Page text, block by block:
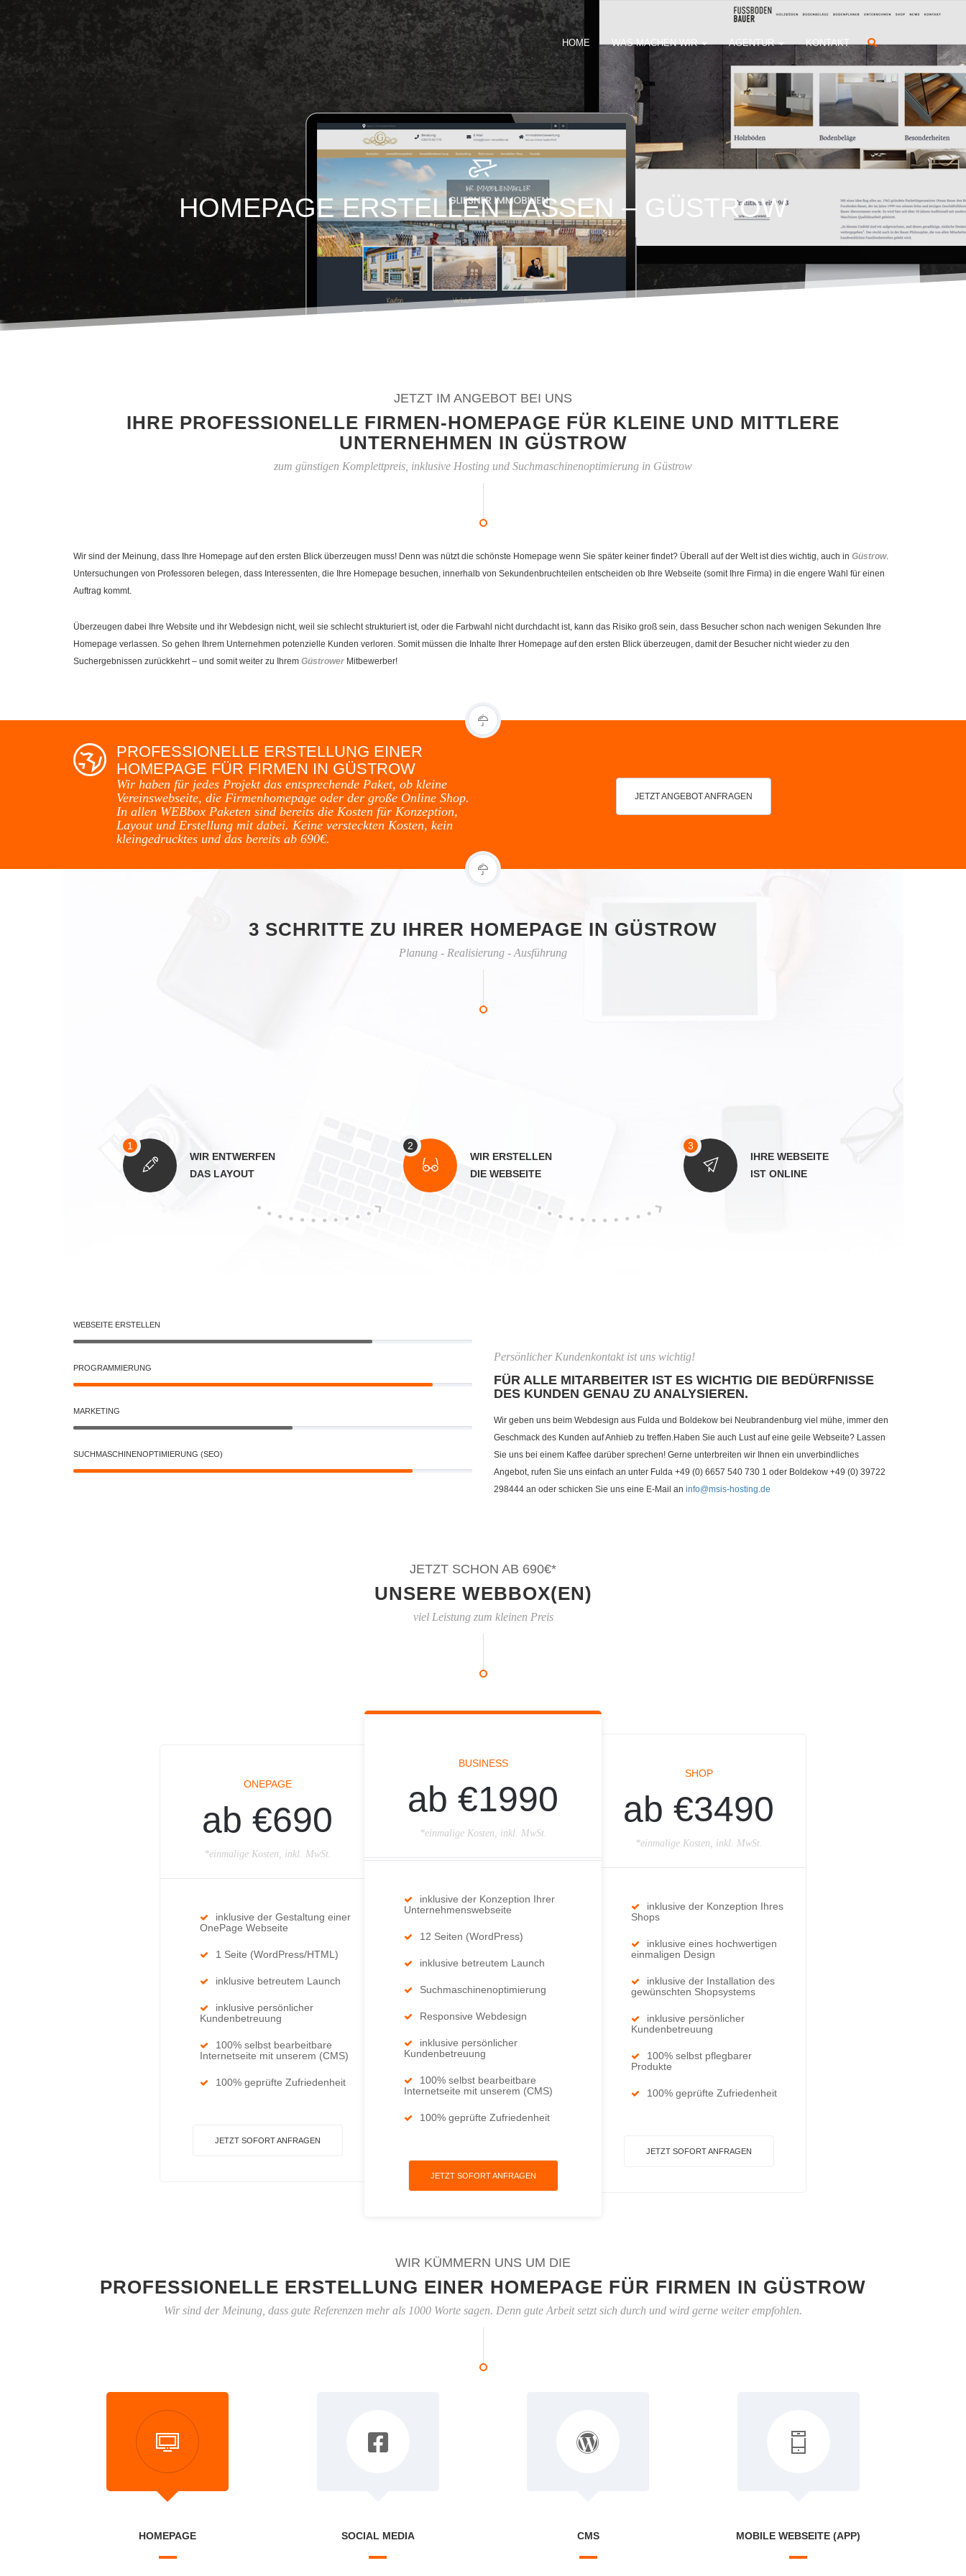
HOME WAS MACHEN WIR AGENTUR KONTAKT
HOMEPAGE ERSTELLEN LASSEN – GÜSTROW
JETZT IM ANGEBOT BEI UNS
IHRE PROFESSIONELLE FIRMEN-HOMEPAGE FÜR KLEINE UND MITTLERE
UNTERNEHMEN IN GÜSTROW
zum günstigen Komplettpreis, inklusive Hosting und Suchmaschinenoptimierung in Güstrow
Wir sind der Meinung, dass Ihre Homepage auf den ersten Blick überzeugen muss! Denn was nützt die schönste Homepage wenn Sie später keiner findet? Überall auf der Welt ist dies wichtig, auch in Güstrow.
Untersuchungen von Professoren belegen, dass Interessenten, die Ihre Homepage besuchen, innerhalb von Sekundenbruchteilen entscheiden ob Ihre Webseite (somit Ihre Firma) in die engere Wahl für einen
Auftrag kommt.
Überzeugen dabei Ihre Website und ihr Webdesign nicht, weil sie schlecht strukturiert ist, oder die Farbwahl nicht durchdacht ist, kann das Risiko groß sein, dass Besucher schon nach wenigen Sekunden Ihre
Homepage verlassen. So gehen Ihrem Unternehmen potenzielle Kunden verloren. Somit müssen die Inhalte Ihrer Homepage auf den ersten Blick überzeugen, damit der Besucher nicht wieder zu den
Suchergebnissen zurückkehrt – und somit weiter zu Ihrem Güstrower Mitbewerber!
PROFESSIONELLE ERSTELLUNG EINER
HOMEPAGE FÜR FIRMEN IN GÜSTROW
Wir haben für jedes Projekt das entsprechende Paket, ob kleine
Vereinswebseite, die Firmenhomepage oder der große Online Shop.
In allen WEBbox Paketen sind bereits die Kosten für Konzeption,
Layout und Erstellung mit dabei. Keine versteckten Kosten, kein
kleingedrucktes und das bereits ab 690€.
JETZT ANGEBOT ANFRAGEN
3 SCHRITTE ZU IHRER HOMEPAGE IN GÜSTROW
Planung - Realisierung - Ausführung
WIR ENTWERFEN
DAS LAYOUT
WIR ERSTELLEN
DIE WEBSEITE
IHRE WEBSEITE
IST ONLINE
WEBSEITE ERSTELLEN
PROGRAMMIERUNG
MARKETING
SUCHMASCHINENOPTIMIERUNG (SEO)
Persönlicher Kundenkontakt ist uns wichtig!
FÜR ALLE MITARBEITER IST ES WICHTIG DIE BEDÜRFNISSE
DES KUNDEN GENAU ZU ANALYSIEREN.
Wir geben uns beim Webdesign aus Fulda und Boldekow bei Neubrandenburg viel mühe, immer den
Geschmack des Kunden auf Anhieb zu treffen.Haben Sie auch Lust auf eine geile Webseite? Lassen
Sie uns bei einem Kaffee darüber sprechen! Gerne unterbreiten wir Ihnen ein unverbindliches
Angebot, rufen Sie uns einfach an unter Fulda +49 (0) 6657 540 730 1 oder Boldekow +49 (0) 39722
298444 an oder schicken Sie uns eine E-Mail an info@msis-hosting.de
JETZT SCHON AB 690€*
UNSERE WEBBOX(EN)
viel Leistung zum kleinen Preis
ONEPAGE
ab €690
*einmalige Kosten, inkl. MwSt.
inklusive der Gestaltung einer
OnePage Webseite
1 Seite (WordPress/HTML)
inklusive betreutem Launch
inklusive persönlicher
Kundenbetreuung
100% selbst bearbeitbare
Internetseite mit unserem (CMS)
100% geprüfte Zufriedenheit
JETZT SOFORT ANFRAGEN
BUSINESS
ab €1990
*einmalige Kosten, inkl. MwSt.
inklusive der Konzeption Ihrer
Unternehmenswebseite
12 Seiten (WordPress)
inklusive betreutem Launch
Suchmaschinenoptimierung
Responsive Webdesign
inklusive persönlicher
Kundenbetreuung
100% selbst bearbeitbare
Internetseite mit unserem (CMS)
100% geprüfte Zufriedenheit
JETZT SOFORT ANFRAGEN
SHOP
ab €3490
*einmalige Kosten, inkl. MwSt.
inklusive der Konzeption Ihres
Shops
inklusive eines hochwertigen
einmaligen Design
inklusive der Installation des
gewünschten Shopsystems
inklusive persönlicher
Kundenbetreuung
100% selbst pflegbarer
Produkte
100% geprüfte Zufriedenheit
JETZT SOFORT ANFRAGEN
WIR KÜMMERN UNS UM DIE
PROFESSIONELLE ERSTELLUNG EINER HOMEPAGE FÜR FIRMEN IN GÜSTROW
Wir sind der Meinung, dass gute Referenzen mehr als 1000 Worte sagen. Denn gute Arbeit setzt sich durch und wird gerne weiter empfohlen.
HOMEPAGE SOCIAL MEDIA CMS MOBILE WEBSEITE (APP)